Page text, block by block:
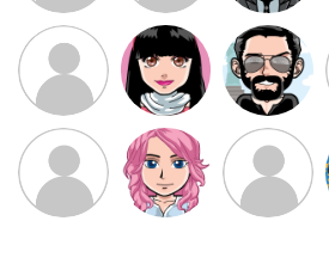
داود رضیی
طرفدار میلی
بابی براون
کیوان کیانی
امیروو ملیکا منتظری عارفه داستانپور